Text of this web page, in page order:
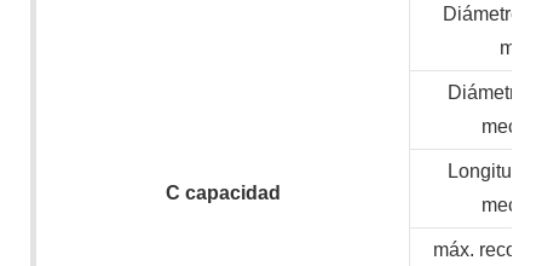
C capacidad
Diámetro
Diámetro
Longitud
máx.